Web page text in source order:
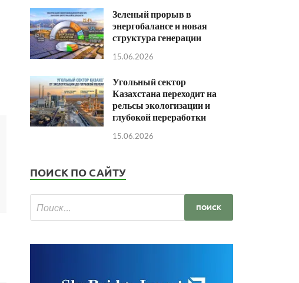
Зеленый прорыв в
энергобалансе и новая
структура генерации
15.06.2026
Угольный сектор
Казахстана переходит на
рельсы экологизации и
глубокой переработки
15.06.2026
ПОИСК ПО САЙТУ